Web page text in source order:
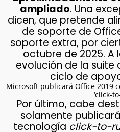
ampliado. Una
dicen, que pretende
de soporte de
soporte extra, por
octubre de 2025. A
evolución de la
ciclo de
Microsoft publicará Office 2019
‘click-
Por último, cabe
solamente
tecnología click-to-